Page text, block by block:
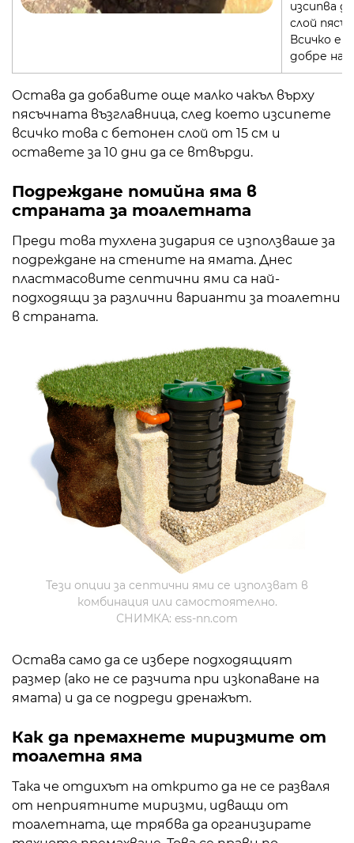
изсипва
слой
Всичко е
добре
Остава да добавите още малко чакъл върху
пясъчната възглавница, след което изсипете
всичко това с бетонен слой от 15 см и
оставете за 10 дни да се втвърди.
Подреждане помийна яма в
страната за тоалетната
Преди това тухлена зидария се използваше за
подреждане на стените на ямата. Днес
пластмасовите септични ями са най-
подходящи за различни варианти за тоалетни
в страната.
Тези опции за септични ями се използват в
комбинация или самостоятелно.
СНИМКА: ess-nn.com
Остава само да се избере подходящият
размер (ако не се разчита при изкопаване на
ямата) и да се подреди дренажът.
Как да премахнете миризмите от
тоалетна яма
Така че отдихът на открито да не се разваля
от неприятните миризми, идващи от
тоалетната, ще трябва да организирате